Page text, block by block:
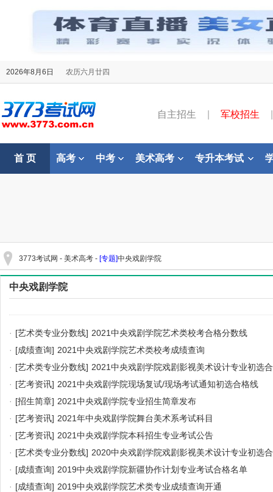
2026年8月6日 农历六月廿四
自主招生 军校招生
首 页 高考 中考 美术高考 专升本考试
3773考试网 - 美术高考 - [专题]中央戏剧学院
中央戏剧学院
· [艺术类专业分数线] 2021中央戏剧学院艺术类校考合格分数线
· [成绩查询] 2021中央戏剧学院艺术类校考成绩查询
· [艺术类专业分数线] 2021中央戏剧学院戏剧影视美术设计专业初选
· [艺考资讯] 2021中央戏剧学院现场复试/现场考试通知初选合格线
· [招生简章] 2021中央戏剧学院专业招生简章发布
· [艺考资讯] 2021年中央戏剧学院舞台美术系考试科目
· [艺考资讯] 2021中央戏剧学院本科招生专业考试公告
· [艺术类专业分数线] 2020中央戏剧学院戏剧影视美术设计专业初选
· [成绩查询] 2019中央戏剧学院新疆协作计划专业考试合格名单
· [成绩查询] 2019中央戏剧学院艺术类专业成绩查询开通